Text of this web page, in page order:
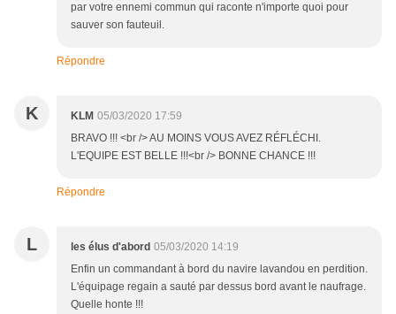
par votre ennemi commun qui raconte n'importe quoi pour
sauver son fauteuil.
Répondre
K KLM 05/03/2020 17:59
BRAVO !!! <br /> AU MOINS VOUS AVEZ RÉFLÉCHI.
L'EQUIPE EST BELLE !!!<br /> BONNE CHANCE !!!
Répondre
L les élus d'abord 05/03/2020 14:19
Enfin un commandant à bord du navire lavandou en perdition.
L'équipage regain a sauté par dessus bord avant le naufrage.
Quelle honte !!!